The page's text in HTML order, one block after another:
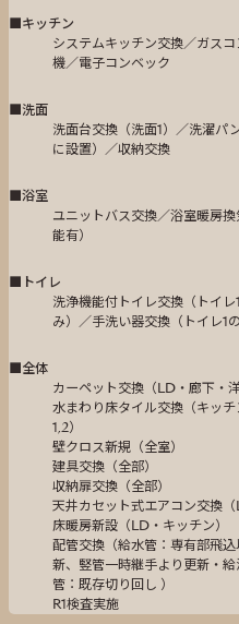
■キッチン
システムキッチン交換／ガス
機／電子コンベック
■洗面
洗面台交換（洗面1）／洗濯パ
に設置）／収納交換
■浴室
ユニットバス交換／浴室暖房
能有）
■トイレ
洗浄機能付トイレ交換（トイ
み）／手洗い器交換（トイレ1の
■全体
カーペット交換（LD・廊下・洋
水まわり床タイル交換（キッ
1,2）
壁クロス新規（全室）
建具交換（全部）
収納扉交換（全部）
天井カセット式エアコン交換（
床暖房新設（LD・キッチン）
配管交換（給水管：専有部飛
新、竪管一時継手より更新・
管：既存切り回し ）
R1検査実施